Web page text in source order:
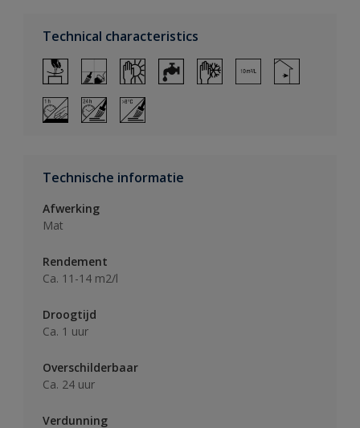
Technical characteristics
Technische informatie
Afwerking
Mat
Rendement
Ca. 11-14 m2/l
Droogtijd
Ca. 1 uur
Overschilderbaar
Ca. 24 uur
Verdunning